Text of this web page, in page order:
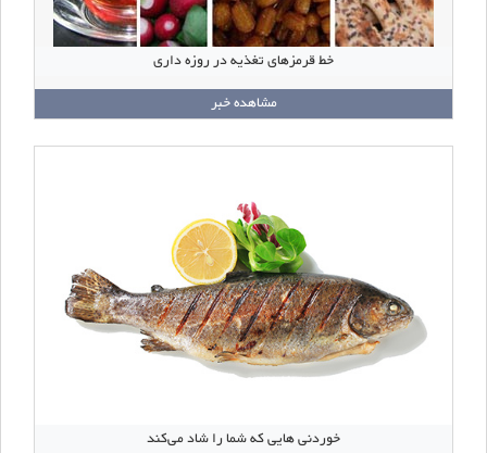
خط قرمزهای تغذیه در روزه داری
مشاهده خبر
خوردنی هایی که شما را شاد می‌کند